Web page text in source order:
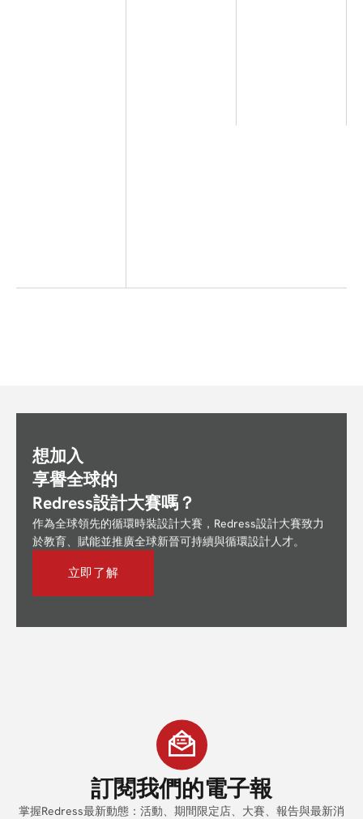
想加入
享譽全球的
Redress設計大賽嗎？
作為全球領先的循環時裝設計大賽，Redress設計大賽致力
於教育、賦能並推廣全球新晉可持續與循環設計人才。
立即了解
訂閱我們的電子報
掌握Redress最新動態：活動、期間限定店、大賽、報告與最新消